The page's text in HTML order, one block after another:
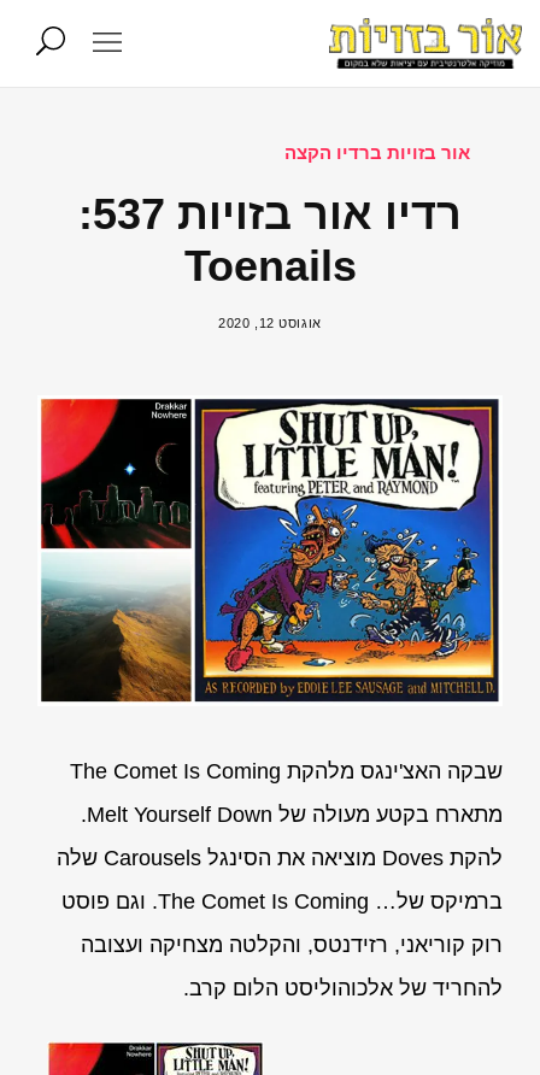
אור בזויות ברדיו הקצה
רדיו אור בזויות 537:
Toenails
אוגוסט 12, 2020
שבקה האצ'ינגס מלהקת The Comet Is Coming
מתארח בקטע מעולה של Melt Yourself Down.
להקת Doves מוציאה את הסינגל Carousels שלה
ברמיקס של… The Comet Is Coming. וגם פוסט
רוק קוריאני, רזידנטס, והקלטה מצחיקה ועצובה
להחריד של אלכוהוליסט הלום קרב.